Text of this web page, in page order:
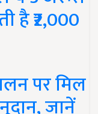
है ₹2,000
पर मिल